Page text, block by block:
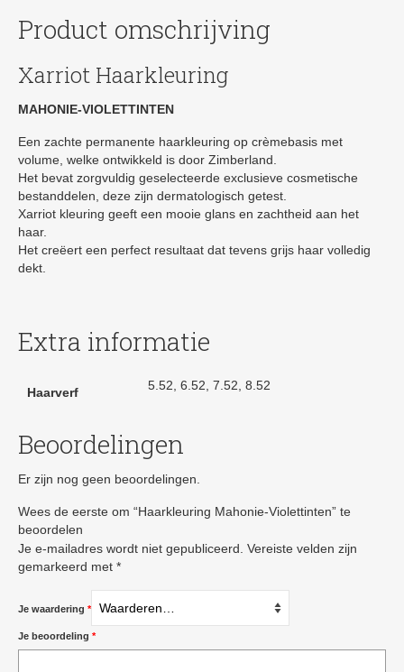
Product omschrijving
Xarriot Haarkleuring
MAHONIE-VIOLETTINTEN
Een zachte permanente haarkleuring op crèmebasis met
volume, welke ontwikkeld is door Zimberland.
Het bevat zorgvuldig geselecteerde exclusieve cosmetische
bestanddelen, deze zijn dermatologisch getest.
Xarriot kleuring geeft een mooie glans en zachtheid aan het
haar.
Het creëert een perfect resultaat dat tevens grijs haar volledig
dekt.
Extra informatie
Haarverf 5.52, 6.52, 7.52, 8.52
Beoordelingen
Er zijn nog geen beoordelingen.
Wees de eerste om “Haarkleuring Mahonie-Violettinten” te
beoordelen
Je e-mailadres wordt niet gepubliceerd. Vereiste velden zijn
gemarkeerd met *
Je waardering *
Je beoordeling *